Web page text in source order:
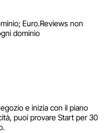
Euro.Reviews non
dominio
e inizia con il piano
puoi provare Start per 30